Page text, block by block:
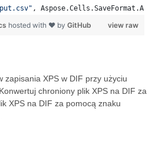
, Aspose.Cells .SaveFormat .Auto
view raw
hosted with ❤ by GitHub
zapisania XPS w DIF przy użyciu
chroniony plik XPS na DIF za
XPS na DIF za pomocą znaku